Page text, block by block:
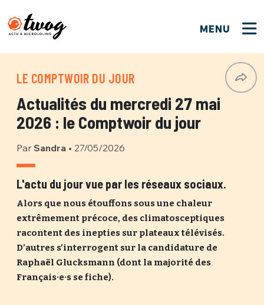
MENU
LE COMPTWOIR DU JOUR
Actualités du mercredi 27 mai
2026 : le Comptwoir du jour
Par Sandra • 27/05/2026
L'actu du jour vue par les réseaux sociaux.
Alors que nous étouffons sous une chaleur
extrêmement précoce, des climatosceptiques
racontent des inepties sur plateaux télévisés.
D’autres s’interrogent sur la candidature de
Raphaël Glucksmann (dont la majorité des
Français·e·s se fiche).
PSEUDO*
EMAIL*
PASSWORD*
JE M'INSCRIS
Connexion
PSEUDO
MOT DE PASSE Mot de passe perdu ?
CONNEXION
FERMER
VOTRE PARTICIPATION
Que souhaitez-vous proposer ?
Quelques tweets
C'EST PARTI
Ma propre sélection
M'INSCRIRE
ME CONNECTER